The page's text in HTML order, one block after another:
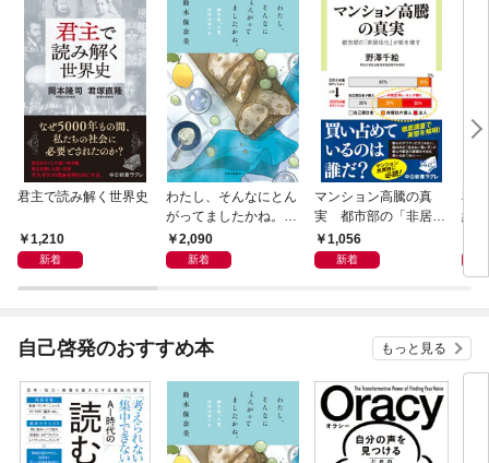
君主で読み解く世界史
1,210
新着
わたし、そんなにとん
がってましたかね。
獅子座、Ａ型、丙午は
めぐる
2,090
新着
マンション高騰の真
実 都市部の「非居住
化」が街を壊す
1,056
新着
私
紀
自己啓発のおすすめ本 もっと見る